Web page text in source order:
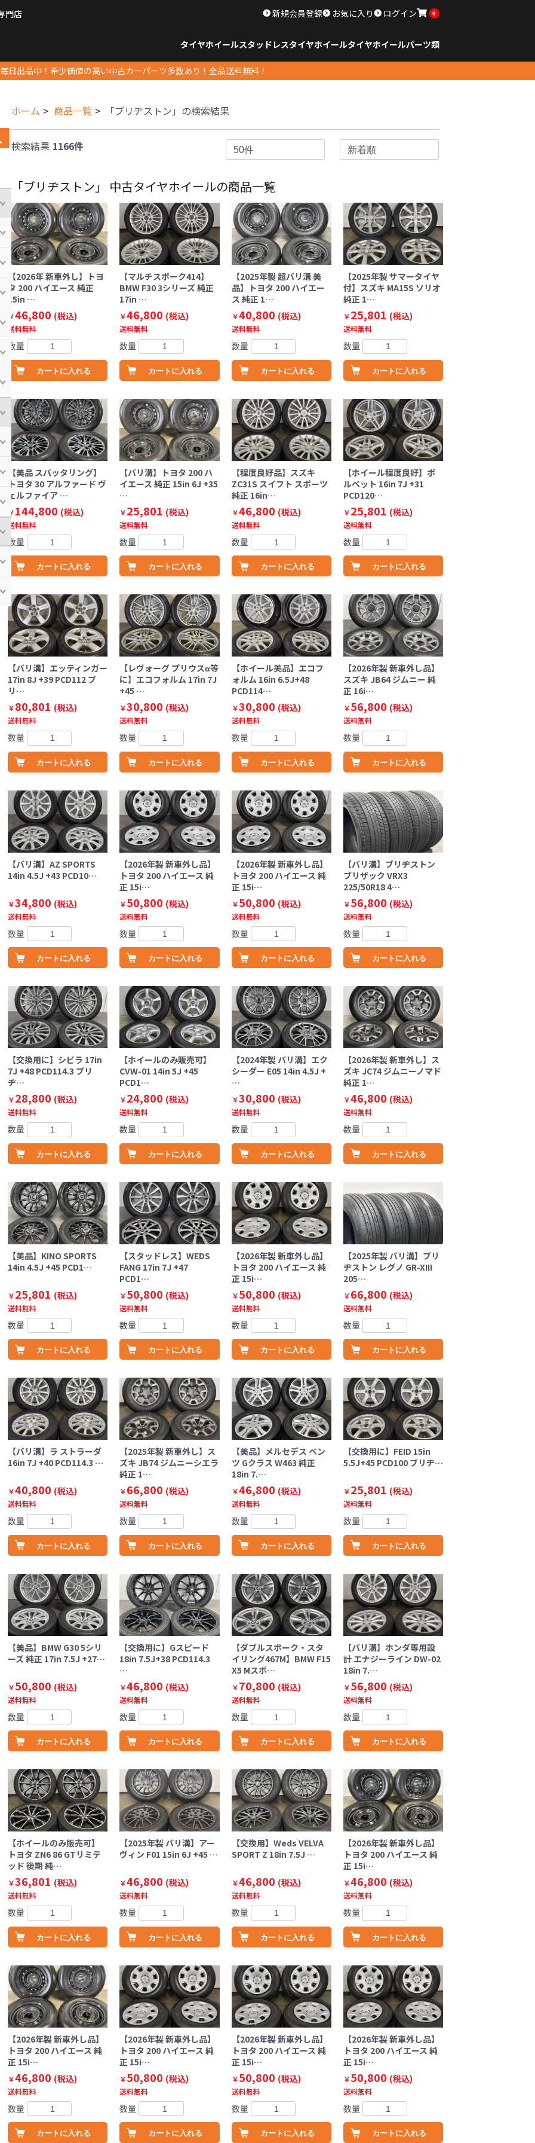
門店 新規会員登録 お気に入り ログイン 0
タイヤホイールスタッドレスタイヤホイールタイヤホイールパーツ類
毎日出品中！希少価値の高い中古カーパーツ多数あり！全品送料無料！
ホーム 商品一覧 「ブリヂストン」の検索結果
検索結果 1166件
「ブリヂストン」 中古タイヤホイールの商品一覧
【2026年 新車外し】トヨ
タ 200 ハイエース 純正
15in …
￥46,800 (税込)
送料無料
数量
カートに入れる
【マルチスポーク414】
BMW F30 3シリーズ 純正
17in …
￥46,800 (税込)
送料無料
数量
カートに入れる
【2025年製 超バリ溝 美
品】トヨタ 200 ハイエー
ス 純正 1…
￥40,800 (税込)
送料無料
数量
カートに入れる
【2025年製 サマータイヤ
付】スズキ MA15S ソリオ
純正 1…
￥25,801 (税込)
送料無料
数量
カートに入れる
【美品 スパッタリング】
トヨタ 30 アルファード ヴ
ェルファイア …
￥144,800 (税込)
送料無料
数量
カートに入れる
【バリ溝】トヨタ 200 ハ
イエース 純正 15in 6J +35
…
￥25,801 (税込)
送料無料
数量
カートに入れる
【程度良好品】スズキ
ZC31S スイフト スポーツ
純正 16in…
￥46,800 (税込)
送料無料
数量
カートに入れる
【ホイール程度良好】ボ
ルベット 16in 7J +31
PCD120…
￥25,801 (税込)
送料無料
数量
カートに入れる
【バリ溝】エッティンガー
17in 8J +39 PCD112 ブ
リ…
￥80,801 (税込)
送料無料
数量
カートに入れる
【レヴォーグ プリウスα等
に】エコフォルム 17in 7J
+45 …
￥30,800 (税込)
送料無料
数量
カートに入れる
【ホイール美品】エコフ
ォルム 16in 6.5J+48
PCD114…
￥30,800 (税込)
送料無料
数量
カートに入れる
【2026年製 新車外し品】
スズキ JB64 ジムニー 純
正 16i…
￥56,800 (税込)
送料無料
数量
カートに入れる
【バリ溝】AZ SPORTS
14in 4.5J +43 PCD10…
￥34,800 (税込)
送料無料
数量
カートに入れる
【2026年製 新車外し品】
トヨタ 200 ハイエース 純
正 15i…
￥50,800 (税込)
送料無料
数量
カートに入れる
【2026年製 新車外し品】
トヨタ 200 ハイエース 純
正 15i…
￥50,800 (税込)
送料無料
数量
カートに入れる
【バリ溝】ブリヂストン
ブリザック VRX3
225/50R18 4…
￥56,800 (税込)
送料無料
数量
カートに入れる
【交換用に】シビラ 17in
7J +48 PCD114.3 ブリ
ヂ…
￥28,800 (税込)
送料無料
数量
カートに入れる
【ホイールのみ販売可】
CVW-01 14in 5J +45
PCD1…
￥24,800 (税込)
送料無料
数量
カートに入れる
【2024年製 バリ溝】エク
シーダー E05 14in 4.5J +
…
￥30,800 (税込)
送料無料
数量
カートに入れる
【2026年製 新車外し】ス
ズキ JC74 ジムニーノマド
純正 1…
￥46,800 (税込)
送料無料
数量
カートに入れる
【美品】KINO SPORTS
14in 4.5J +45 PCD1…
￥25,801 (税込)
送料無料
数量
カートに入れる
【スタッドレス】WEDS
FANG 17in 7J +47
PCD1…
￥50,800 (税込)
送料無料
数量
カートに入れる
【2026年製 新車外し品】
トヨタ 200 ハイエース 純
正 15i…
￥50,800 (税込)
送料無料
数量
カートに入れる
【2025年製 バリ溝】ブリ
ヂストン レグノ GR-XIII
205…
￥66,800 (税込)
送料無料
数量
カートに入れる
【バリ溝】ラ ストラーダ
16in 7J +40 PCD114.3 …
￥40,800 (税込)
送料無料
数量
カートに入れる
【2025年製 新車外し】ス
ズキ JB74 ジムニーシエラ
純正 1…
￥66,800 (税込)
送料無料
数量
カートに入れる
【美品】メルセデス ベン
ツ Gクラス W463 純正
18in 7.…
￥46,800 (税込)
送料無料
数量
カートに入れる
【交換用に】FEID 15in
5.5J+45 PCD100 ブリヂ…
￥25,801 (税込)
送料無料
数量
カートに入れる
【美品】BMW G30 5シリ
ーズ 純正 17in 7.5J +27…
￥50,800 (税込)
送料無料
数量
カートに入れる
【交換用に】Gスピード
18in 7.5J+38 PCD114.3
…
￥46,800 (税込)
送料無料
数量
カートに入れる
【ダブルスポーク・スタ
イリング467M】BMW F15
X5 Mスポ…
￥70,800 (税込)
送料無料
数量
カートに入れる
【バリ溝】ホンダ専用設
計 エナジーライン DW-02
18in 7.…
￥56,800 (税込)
送料無料
数量
カートに入れる
【ホイールのみ販売可】
トヨタ ZN6 86 GTリミテ
ッド 後期 純…
￥36,801 (税込)
送料無料
数量
カートに入れる
【2025年製 バリ溝】アー
ヴィン F01 15in 6J +45 …
￥46,800 (税込)
送料無料
数量
カートに入れる
【交換用】Weds VELVA
SPORT Z 18in 7.5J …
￥46,800 (税込)
送料無料
数量
カートに入れる
【2026年製 新車外し品】
トヨタ 200 ハイエース 純
正 15i…
￥46,800 (税込)
送料無料
数量
カートに入れる
【2026年製 新車外し品】
トヨタ 200 ハイエース 純
正 15i…
￥46,800 (税込)
送料無料
数量
カートに入れる
【2026年製 新車外し品】
トヨタ 200 ハイエース 純
正 15i…
￥50,800 (税込)
送料無料
数量
カートに入れる
【2026年製 新車外し品】
トヨタ 200 ハイエース 純
正 15i…
￥50,800 (税込)
送料無料
数量
カートに入れる
【2026年製 新車外し品】
トヨタ 200 ハイエース 純
正 15i…
￥50,800 (税込)
送料無料
数量
カートに入れる